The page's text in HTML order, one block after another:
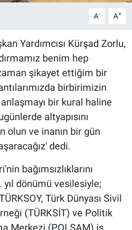
A- A+
Yardımcısı Kürşad Zorlu,
benim hep
şikayet ettiğim bir
birbirimizin
bir kural haline
altyapısını
olun ve inanın bir gün
dedi.
bağımsızlıklarını
yıl dönümü vesilesiyle;
Türk Dünyası Sivil
(TÜRKSİT) ve Politik
Merkezi (POLSAM) iş